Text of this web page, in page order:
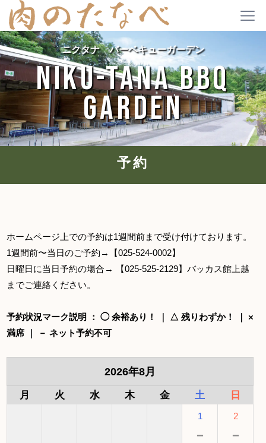
ニクタナ バーベキューガーデン
NIKU-TANA BBQ
GARDEN
予約
ホームページ上での予約は1週間前まで受け付けております。
1週間前〜当日のご予約→【025-524-0002】
日曜日に当日予約の場合→ 【025-525-2129】バッカス館上越
までご連絡ください。
予約状況マーク説明 ： ◯ 余裕あり！ ｜ △ 残りわずか！ ｜ ×
満席 ｜ － ネット予約不可
2026年8月
月 火 水 木 金 土 日
1
－
2
－